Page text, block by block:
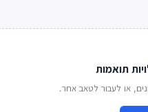
תואמות
או לעבור לטאב אחר.